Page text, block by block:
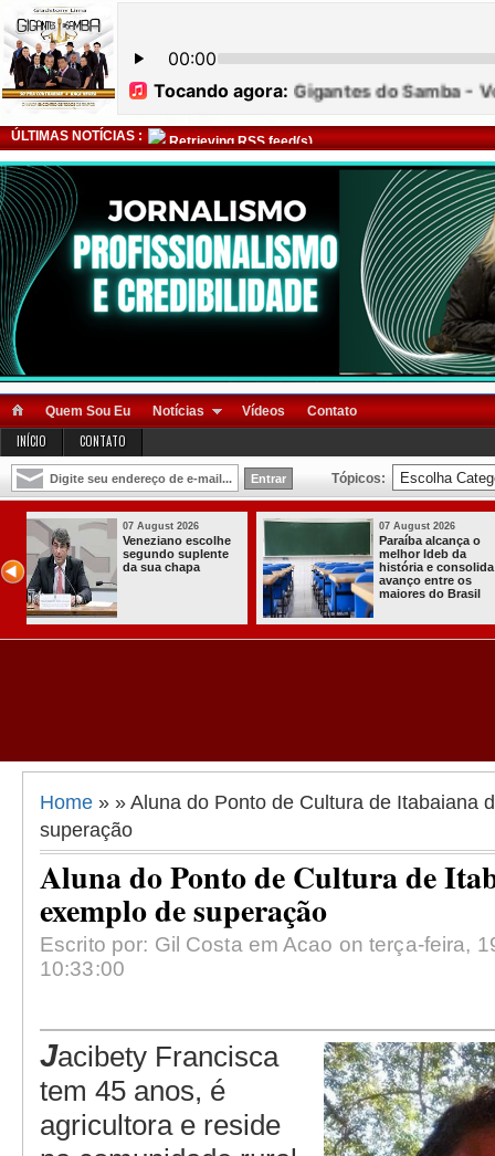
ÚLTIMAS NOTÍCIAS : Retrieving RSS feed(s)
Quem Sou Eu Notícias Vídeos Contato
INÍCIO CONTATO
Tópicos:
o
da
os
Brasil
07 August 2026
Homem é preso
com armas,
munições e
radiocomunicadore
s no Conde
03
a
Home » » Aluna do Ponto de Cultura de Itabaiana
superação
Aluna do Ponto de Cultura de
exemplo de superação
Escrito por: Gil Costa em Acao on terça-feira,
10:33:00
Jacibety Francisca
tem 45 anos, é
agricultora e reside